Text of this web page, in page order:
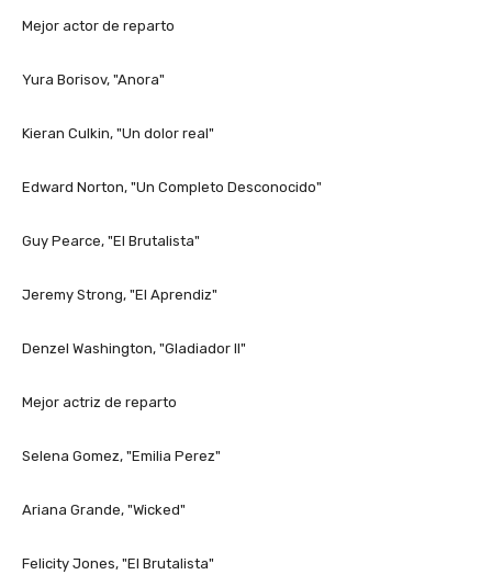
Mejor actor de reparto
Yura Borisov, "Anora"
Kieran Culkin, "Un dolor real"
Edward Norton, "Un Completo Desconocido"
Guy Pearce, "El Brutalista"
Jeremy Strong, "El Aprendiz"
Denzel Washington, "Gladiador II"
Mejor actriz de reparto
Selena Gomez, "Emilia Perez"
Ariana Grande, "Wicked"
Felicity Jones, "El Brutalista"